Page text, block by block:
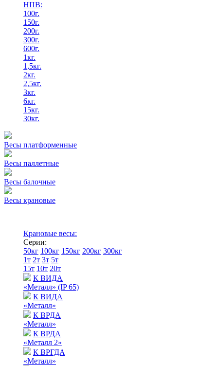
НПВ:
100г.
150г.
200г.
300г.
600г.
1кг.
1,5кг.
2кг.
2,5кг.
3кг.
6кг.
15кг.
30кг.
Весы платформенные
Весы паллетные
Весы балочные
Весы крановые
Крановые весы:
Серии:
50кг 100кг 150кг 200кг 300кг
1т 2т 3т 5т
15т 10т 20т
К ВИДА
«Металл» (IP 65)
К ВИДА
«Металл»
К ВРДА
«Металл»
К ВРДА
«Металл 2»
К ВРГДА
«Металл»